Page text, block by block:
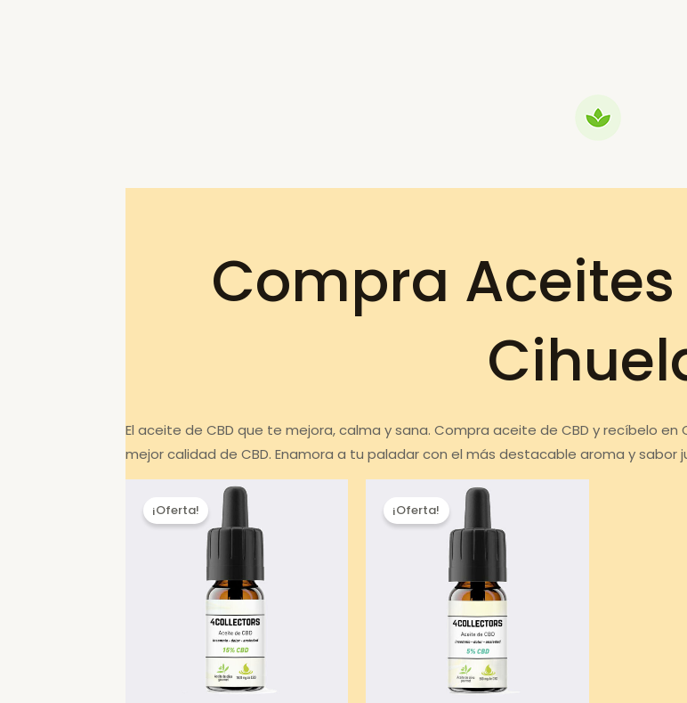
Compra Aceites
El aceite de CBD que te mejora, calma y sana. Compra aceite de CBD y recíbelo
mejor calidad de CBD. Enamora a tu paladar con el más destacable aroma y sabor
¡Oferta! ¡Oferta!